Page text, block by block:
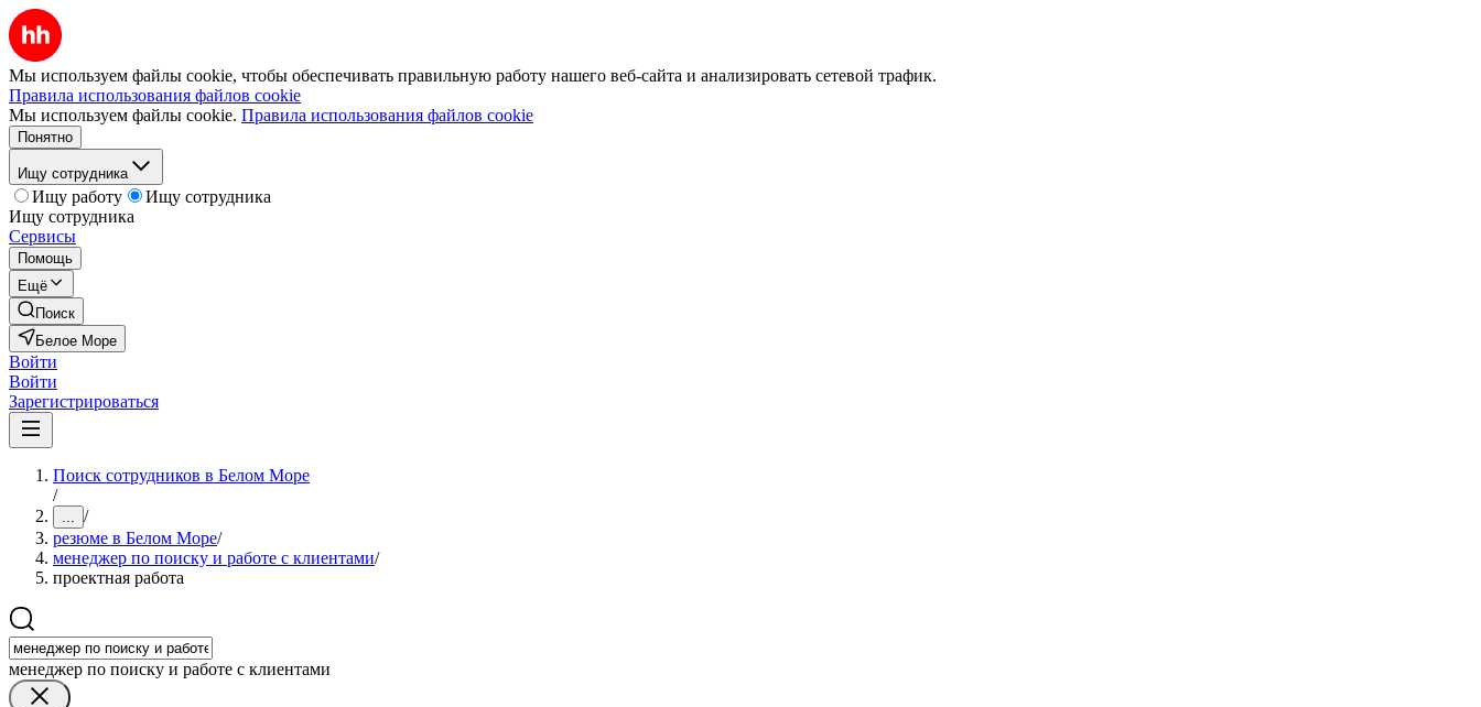
Мы используем файлы cookie, чтобы обеспечивать правильную работу нашего веб-сайта и анализировать сетевой трафик.
Правила использования файлов cookie
Мы используем файлы cookie. Правила использования файлов cookie
Понятно
Ищу сотрудника
Ищу работу
Ищу сотрудника
Ищу сотрудника
Сервисы
Помощь
Ещё
Поиск
Белое Море
Войти
Войти
Зарегистрироваться
Поиск сотрудников в Белом Море
/
... /
резюме в Белом Море/
менеджер по поиску и работе с клиентами/
проектная работа
менеджер по поиску и работе с клиентами